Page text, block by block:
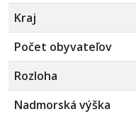
Kraj
Počet obyvateľov
Rozloha
Nadmorská výška